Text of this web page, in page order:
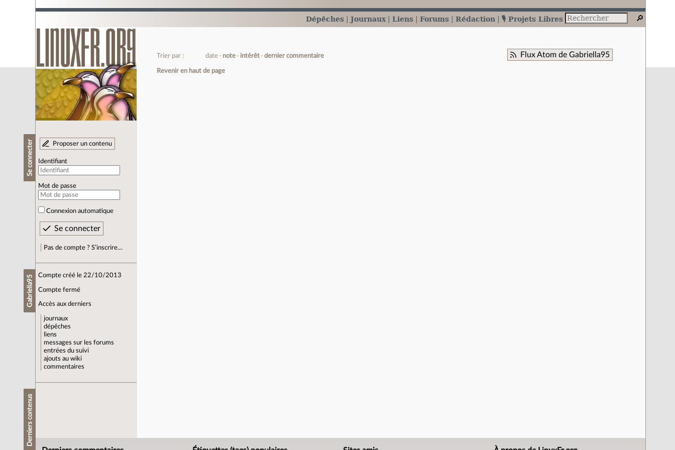
Dépêches Journaux Liens Forums Rédaction 🎙️ Projets Libres
Se connecter Proposer un contenu
Identifiant
Mot de passe
Connexion automatique
Pas de compte ? S’inscrire…
Gabriella95 Compte créé le 22/10/2013
Compte fermé
Accès aux derniers
journaux
dépêches
liens
messages sur les forums
entrées du suivi
ajouts au wiki
commentaires
Derniers contenus
Flux Atom de Gabriella95
Trier par : date note intérêt dernier commentaire
Revenir en haut de page